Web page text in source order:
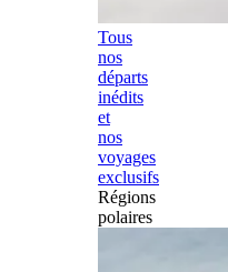
Tous
nos
départs
inédits
et
nos
voyages
exclusifs
Régions
polaires